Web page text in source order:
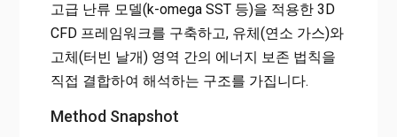
고급 난류 모델(k-omega SST 등)을 적용한 3D
CFD 프레임워크를 구축하고, 유체(연소 가스)와
고체(터빈 날개) 영역 간의 에너지 보존 법칙을
직접 결합하여 해석하는 구조를 가집니다.
Method Snapshot